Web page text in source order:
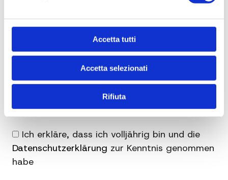
Accetta tutti
Accetta selezionati
Rifiuta
Ich erkläre, dass ich volljährig bin und die
Datenschutzerklärung zur Kenntnis genommen
habe